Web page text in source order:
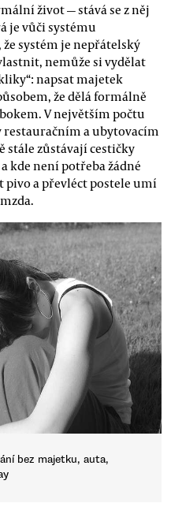
život — stává se z něj
je vůči systému
systém je nepřátelský
nemůže si vydělat
napsat majetek
že dělá formálně
V největším počtu
restauračním a ubytovacím
stále zůstávají cestičky
kde není potřeba žádné
a převléct postele umí
bez majetku, auta,